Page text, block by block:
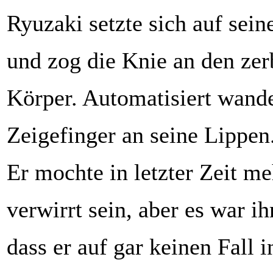
Ryuzaki setzte sich auf
und zog die Knie an den
Körper. Automatisiert
Zeigefinger an seine
Er mochte in letzter Zeit
verwirrt sein, aber es war
dass er auf gar keinen Fall